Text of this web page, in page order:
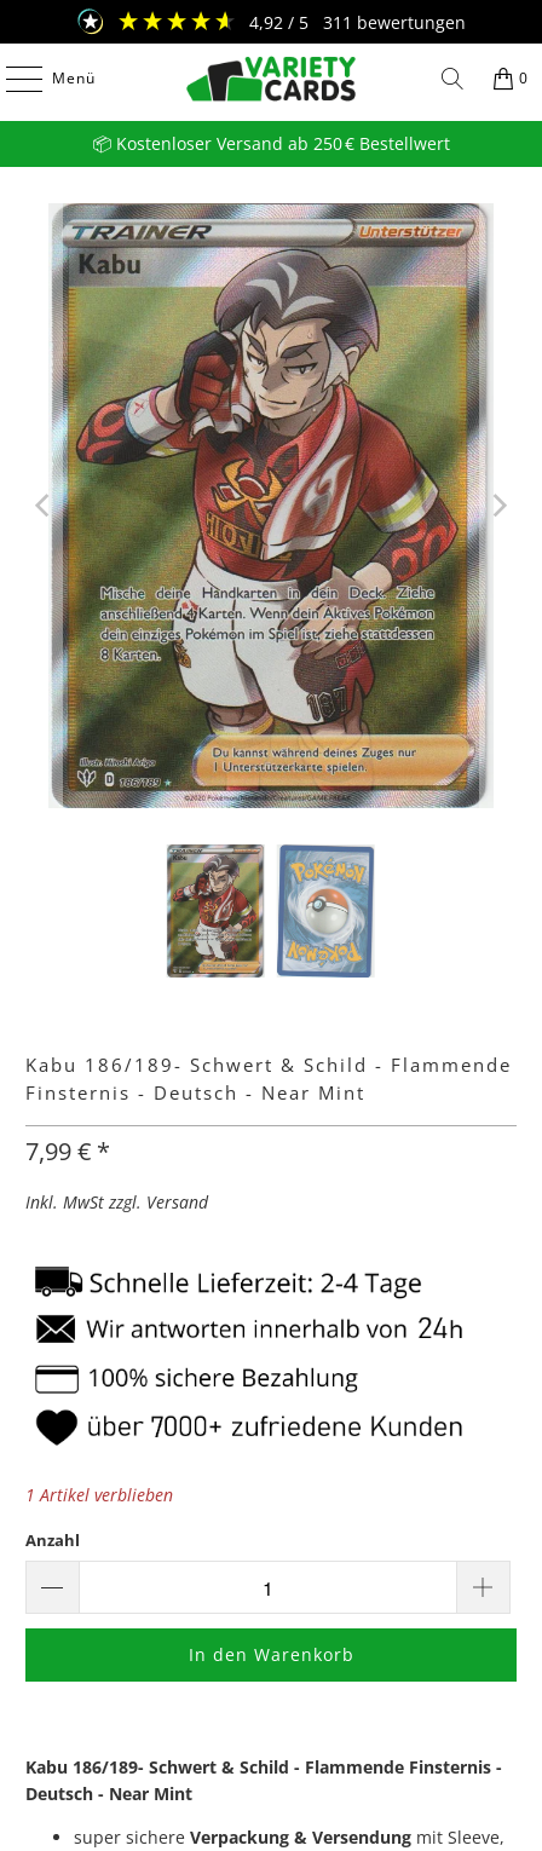
Menü 0
4,92 / 5 311 bewertungen
📦 Kostenloser Versand ab 250 € Bestellwert
Kabu 186/189- Schwert & Schild - Flammende
Finsternis - Deutsch - Near Mint
7,99 € *
Inkl. MwSt zzgl. Versand
1 Artikel verblieben
Anzahl
In den Warenkorb
Kabu 186/189- Schwert & Schild - Flammende Finsternis -
Deutsch - Near Mint
super sichere Verpackung & Versendung mit Sleeve,